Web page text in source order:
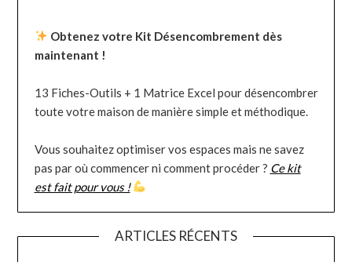
Obtenez votre Kit Désencombrement dès
maintenant !
13 Fiches-Outils + 1 Matrice Excel pour désencombrer
toute votre maison de manière simple et méthodique.
Vous souhaitez optimiser vos espaces mais ne savez
pas par où commencer ni comment procéder ? Ce kit
est fait pour vous !
ARTICLES RÉCENTS